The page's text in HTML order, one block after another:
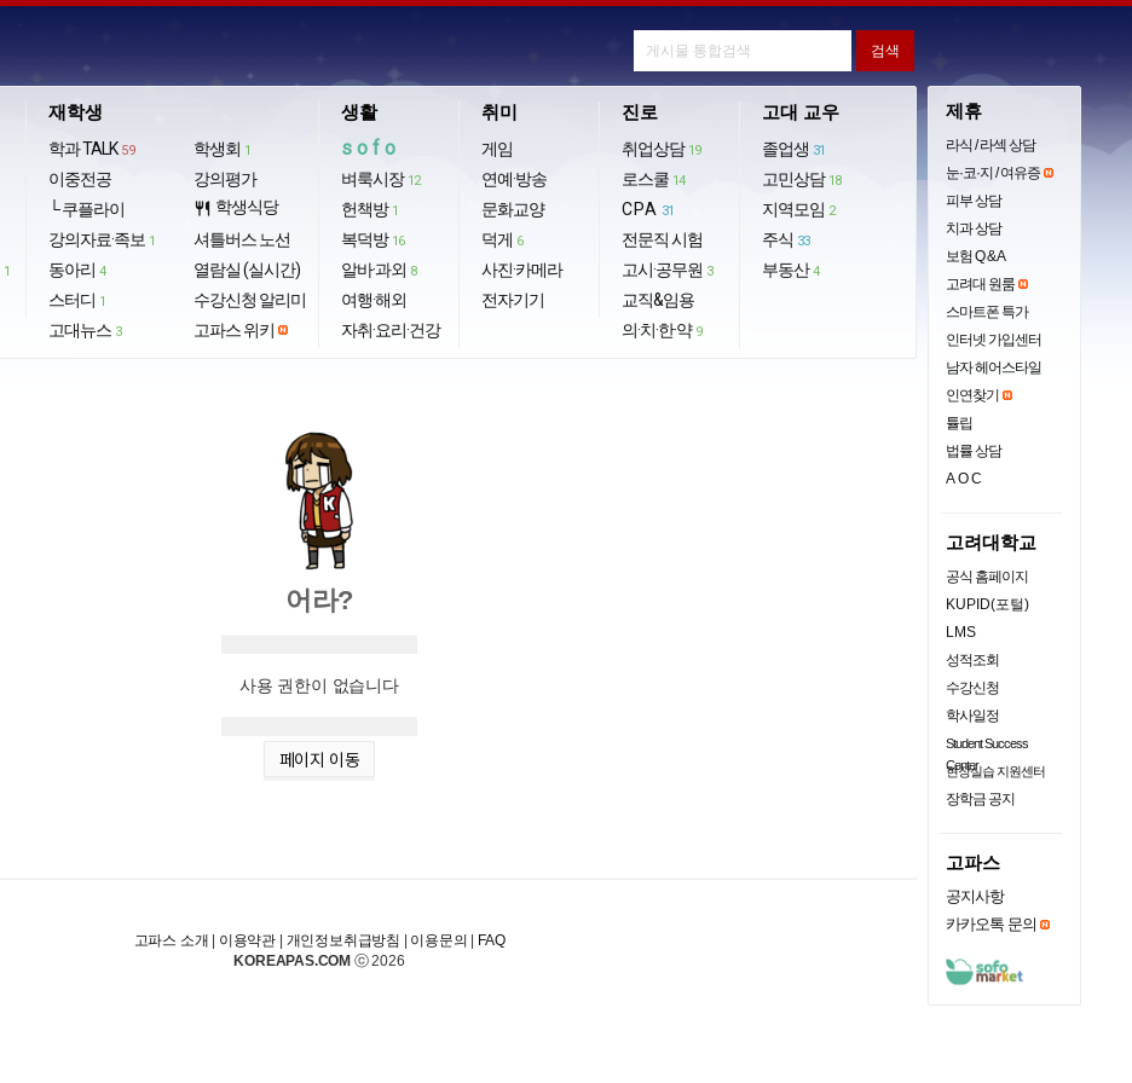
1
재학생
학과 TALK 59
이중전공
└ 쿠플라이
강의자료·족보 1
동아리 4
스터디 1
고대뉴스 3
학생회 1
강의평가
restaurant 학생식당
셔틀버스 노선
열람실 (실시간)
수강신청 알리미
고파스 위키
생활
sofo
벼룩시장 12
헌책방 1
복덕방 16
알바·과외 8
여행·해외
자취·요리·건강
취미
게임
연예·방송
문화교양
덕게 6
사진·카메라
전자기기
진로
취업상담 19
로스쿨 14
CPA 31
전문직 시험
고시·공무원 3
교직&임용
의·치·한·약 9
고대 교우
졸업생 31
고민상담 18
지역모임 2
주식 33
부동산 4
어라?
사용 권한이 없습니다
페이지 이동
제휴
라식 / 라섹 상담
눈·코·지 / 여유증
피부 상담
치과 상담
보험 Q & A
고려대 원룸
스마트폰 특가
인터넷 가입센터
남자 헤어스타일
인연찾기
튤립
법률 상담
AOC
고려대학교
공식 홈페이지
KUPID(포털)
LMS
성적조회
수강신청
학사일정
Student Success
Center
현장실습 지원센터
장학금 공지
고파스
공지사항
카카오톡 문의
고파스 소개 이용약관 개인정보취급방침 이용문의
FAQ
KOREAPAS.COM ⓒ 2026